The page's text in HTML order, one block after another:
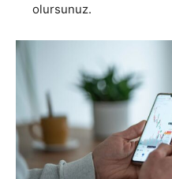
olursunuz.